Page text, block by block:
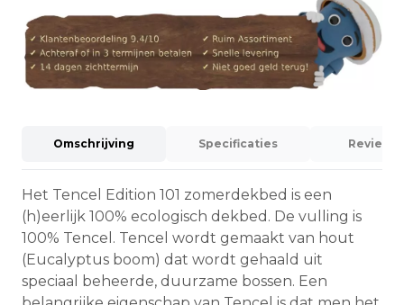
Omschrijving Specificaties Reviews
Het Tencel Edition 101 zomerdekbed is een
(h)eerlijk 100% ecologisch dekbed. De vulling is
100% Tencel. Tencel wordt gemaakt van hout
(Eucalyptus boom) dat wordt gehaald uit
speciaal beheerde, duurzame bossen. Een